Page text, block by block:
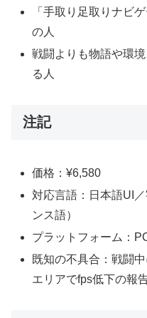
「手取り足取りナビ
の人
戦闘よりも物語や環
る人
注記
価格：¥6,580
対応言語：日本語UI
ンス語）
プラットフォーム：
既知の不具合：戦闘
エリアでfps低下の報